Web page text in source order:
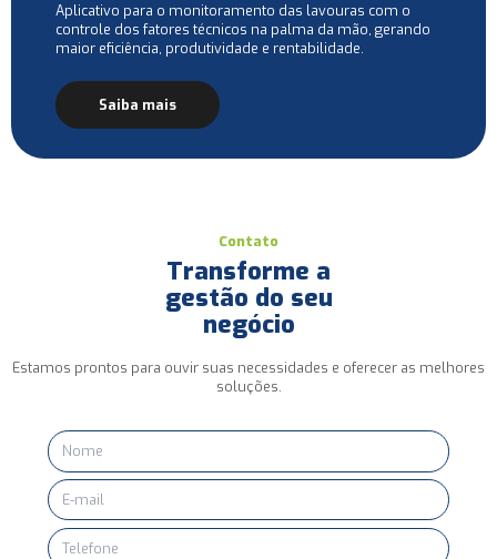
Aplicativo para o monitoramento das lavouras com o
controle dos fatores técnicos na palma da mão, gerando
maior eficiência, produtividade e rentabilidade.
Saiba mais
Contato
Transforme a
gestão do seu
negócio
Estamos prontos para ouvir suas necessidades e oferecer as melhores
soluções.